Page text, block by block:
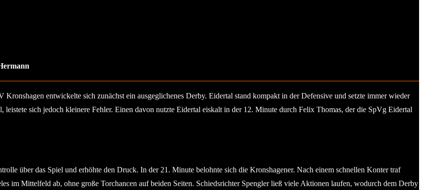
entwickelte sich zunächst ein ausgeglichenes Derby. Eidertal stand kompakt in der Defensive und setzte immer wieder
sich jedoch kleinere Fehler. Einen davon nutzte Eidertal eiskalt in der 12. Minute durch Felix Thomas, der die SpVg Eidertal
über das Spiel und erhöhte den Druck. In der 21. Minute belohnte sich die Kronshagener. Nach einem schnellen Konter traf
im Mittelfeld ab, ohne große Torchancen auf beiden Seiten. Schiedsrichter Spengler ließ viele Aktionen laufen, wodurch dem Derby